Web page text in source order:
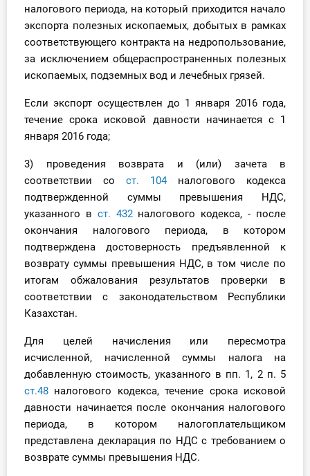
налогового периода, на который приходится начало
экспорта полезных ископаемых, добытых в рамках
соответствующего контракта на недропользование,
за исключением общераспространенных полезных
ископаемых, подземных вод и лечебных грязей.
Если экспорт осуществлен до 1 января 2016 года,
течение срока исковой давности начинается с 1
января 2016 года;
3) проведения возврата и (или) зачета в
соответствии со ст. 104 налогового кодекса
подтвержденной суммы превышения НДС,
указанного в ст. 432налогового кодекса, - после
окончания налогового периода, в котором
подтверждена достоверность предъявленной к
возврату суммы превышения НДС, в том числе по
итогам обжалования результатов проверки в
соответствии с законодательством Республики
Казахстан.
Для целей начисления или пересмотра
исчисленной, начисленной суммы налога на
добавленную стоимость, указанного в пп. 1, 2 п. 5
ст.48 налогового кодекса, течение срока исковой
давности начинается после окончания налогового
периода, в котором налогоплательщиком
представлена декларация по НДС с требованием о
возврате суммы превышения НДС.